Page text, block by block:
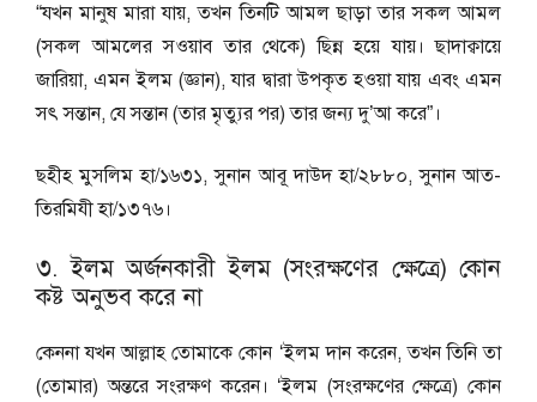
“যখন মানুষ মারা যায়, তখন তিনটি আমল ছাড়া তার সকল আমল
(সকল আমলের সওয়াব তার থেকে) ছিন্ন হয়ে যায়। ছাদাক্বায়ে
জারিয়া, এমন ইলম (জ্ঞান), যার দ্বারা উপকৃত হওয়া যায় এবং এমন
সৎ সন্তান, যে সন্তান (তার মৃত্যুর পর) তার জন্য দু’আ করে”।
ছহীহ মুসলিম হা/১৬৩১, সুনান আবূ দাউদ হা/২৮৮০, সুনান আত-
তিরমিযী হা/১৩৭৬।
৩. ইলম অর্জনকারী ইলম (সংরক্ষণের ক্ষেত্রে) কোন
কষ্ট অনুভব করে না
কেননা যখন আল্লাহ তোমাকে কোন ‘ইলম দান করেন, তখন তিনি তা
(তোমার) অন্তরে সংরক্ষণ করেন। ‘ইলম (সংরক্ষণের ক্ষেত্রে) কোন